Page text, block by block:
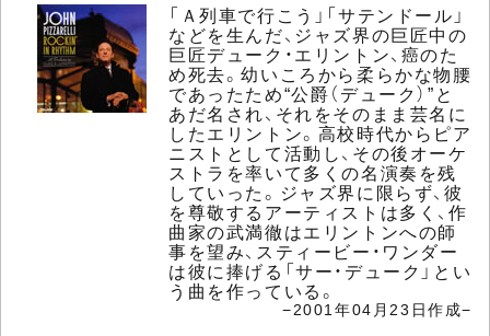
「Ａ列車で行こう」「サテンドール」
などを生んだ、ジャズ界の巨匠中の
巨匠デューク・エリントン、癌のた
め死去。幼いころから柔らかな物腰
であったため“公爵（デューク）”と
あだ名され、それをそのまま芸名に
したエリントン。高校時代からピア
ニストとして活動し、その後オーケ
ストラを率いて多くの名演奏を残
していった。ジャズ界に限らず、彼
を尊敬するアーティストは多く、作
曲家の武満徹はエリントンへの師
事を望み、スティービー・ワンダー
は彼に捧げる「サー・デューク」とい
う曲を作っている。
−2001年04月23日作成−